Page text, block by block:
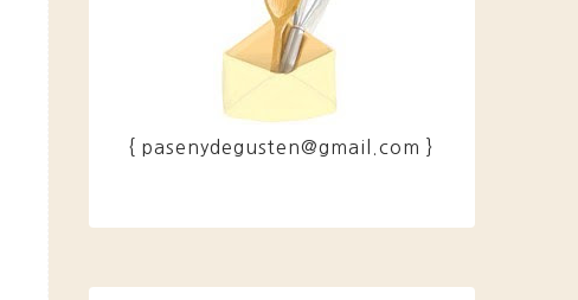
{ pasenydegusten@gmail.com }